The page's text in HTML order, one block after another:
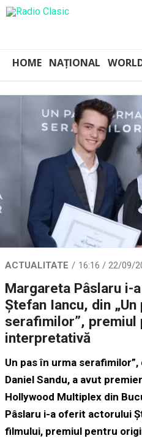
HOME NAȚIONAL
ACTUALITATE 16:16 / 22/09/
Margareta Pâslaru i-
Ștefan Iancu, din „Un
serafimilor”,
interpretativă
Un pas în urma
Daniel Sandu, a avut
Hollywood Multiplex din
Pâslaru i-a oferit actorului
filmului, premiul pentru